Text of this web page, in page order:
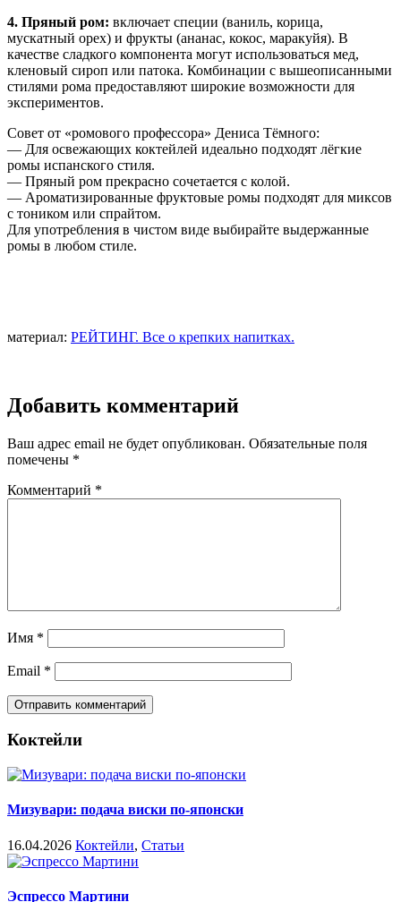
4. Пряный ром: включает специи (ваниль, корица,
мускатный орех) и фрукты (ананас, кокос, маракуйя). В
качестве сладкого компонента могут использоваться мед,
кленовый сироп или патока. Комбинации с вышеописанными
стилями рома предоставляют широкие возможности для
экспериментов.
Совет от «ромового профессора» Дениса Тёмного:
— Для освежающих коктейлей идеально подходят лёгкие
ромы испанского стиля.
— Пряный ром прекрасно сочетается с колой.
— Ароматизированные фруктовые ромы подходят для миксов
с тоником или спрайтом.
Для употребления в чистом виде выбирайте выдержанные
ромы в любом стиле.
материал: РЕЙТИНГ. Все о крепких напитках.
Добавить комментарий
Ваш адрес email не будет опубликован. Обязательные поля
помечены *
Комментарий *
Имя *
Email *
Коктейли
Мизувари: подача виски по-японски
16.04.2026 Коктейли, Статьи
Эспрессо Мартини